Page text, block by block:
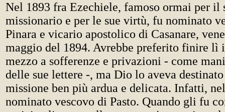
Nel 1893 fra Ezechiele, famoso ormai per il
missionario e per le sue virtù, fu nominato
Pinara e vicario apostolico di Casanare,
maggio del 1894. Avrebbe preferito finire lì
mezzo a sofferenze e privazioni - come
delle sue lettere -, ma Dio lo aveva
missione ben più ardua e delicata. Infatti,
nominato vescovo di Pasto. Quando gli fu